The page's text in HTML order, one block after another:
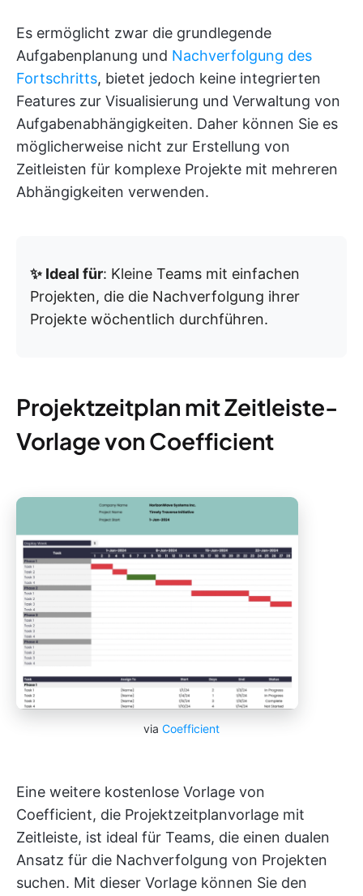
Es ermöglicht zwar die grundlegende
Aufgabenplanung und Nachverfolgung des
Fortschritts, bietet jedoch keine integrierten
Features zur Visualisierung und Verwaltung von
Aufgabenabhängigkeiten. Daher können Sie es
möglicherweise nicht zur Erstellung von
Zeitleisten für komplexe Projekte mit mehreren
Abhängigkeiten verwenden.
✨ Ideal für: Kleine Teams mit einfachen
Projekten, die die Nachverfolgung ihrer
Projekte wöchentlich durchführen.
Projektzeitplan mit Zeitleiste-
Vorlage von Coefficient
via Coefficient
Eine weitere kostenlose Vorlage von
Coefficient, die Projektzeitplanvorlage mit
Zeitleiste, ist ideal für Teams, die einen dualen
Ansatz für die Nachverfolgung von Projekten
suchen. Mit dieser Vorlage können Sie den